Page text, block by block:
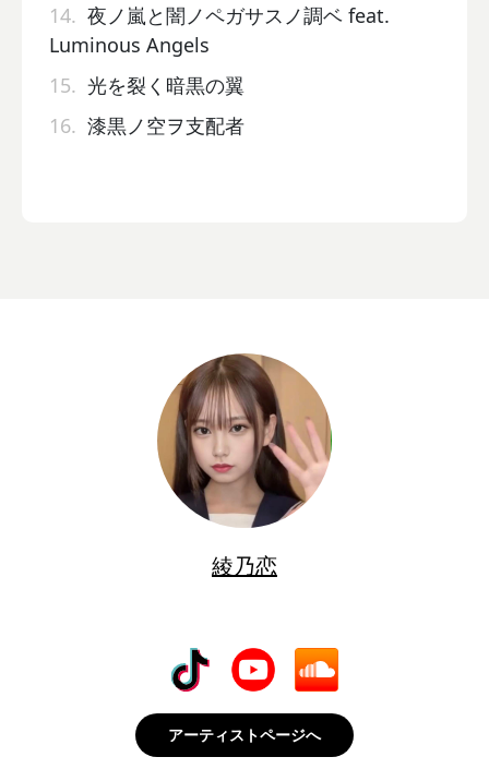
14. 夜ノ嵐と闇ノペガサスノ調ベ feat.
Luminous Angels
15. 光を裂く暗黒の翼
16. 漆黒ノ空ヲ支配者
綾乃恋
アーティストページへ